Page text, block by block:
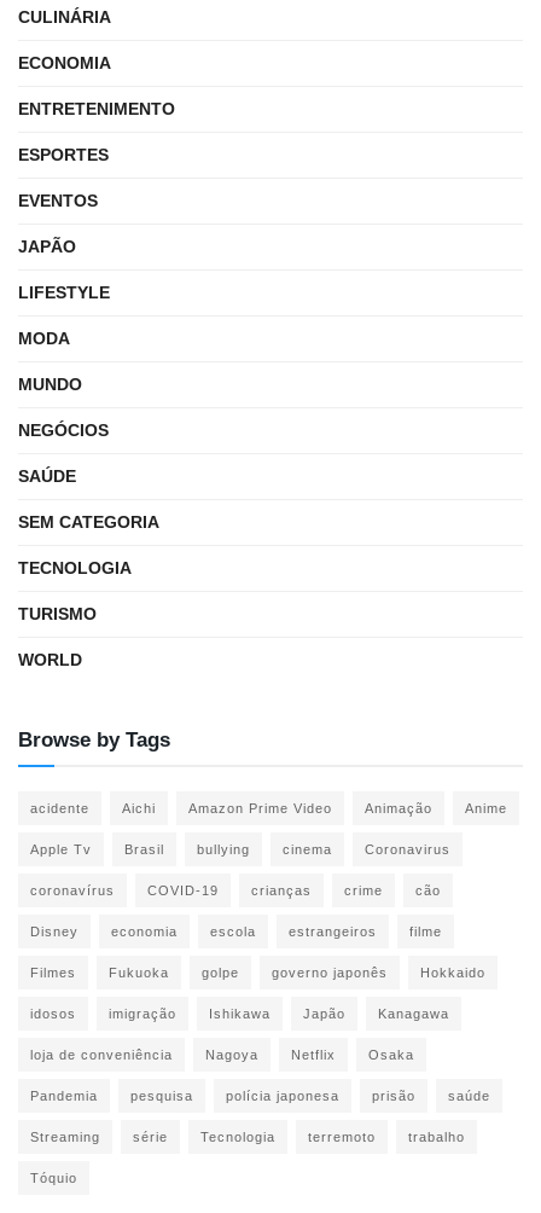
CULINÁRIA
ECONOMIA
ENTRETENIMENTO
ESPORTES
EVENTOS
JAPÃO
LIFESTYLE
MODA
MUNDO
NEGÓCIOS
SAÚDE
SEM CATEGORIA
TECNOLOGIA
TURISMO
WORLD
Browse by Tags
acidente Aichi Amazon Prime Video Animação Anime
Apple Tv Brasil bullying cinema Coronavirus
coronavírus COVID-19 crianças crime cão
Disney economia escola estrangeiros filme
Filmes Fukuoka golpe governo japonês Hokkaido
idosos imigração Ishikawa Japão Kanagawa
loja de conveniência Nagoya Netflix Osaka
Pandemia pesquisa polícia japonesa prisão saúde
Streaming série Tecnologia terremoto trabalho
Tóquio